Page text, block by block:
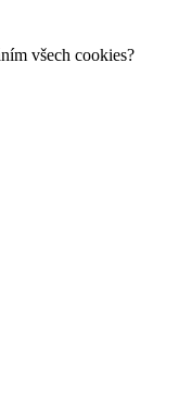
všech cookies?